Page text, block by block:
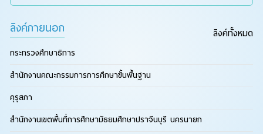
ลิงค์ภายนอก ลิงค์ทั้งหมด
กระทรวงศึกษาธิการ
สำนักงานคณะกรรมการการศึกษาขั้นพื้นฐาน
คุรุสภา
สำนักงานเขตพื้นที่การศึกษามัธยมศึกษาปราจีนบุรี นครนายก